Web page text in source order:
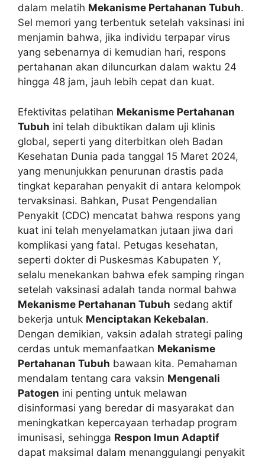
dalam melatih Mekanisme Pertahanan Tubuh.
Sel memori yang terbentuk setelah vaksinasi ini
menjamin bahwa, jika individu terpapar virus
yang sebenarnya di kemudian hari, respons
pertahanan akan diluncurkan dalam waktu 24
hingga 48 jam, jauh lebih cepat dan kuat.
Efektivitas pelatihan Mekanisme Pertahanan
Tubuh ini telah dibuktikan dalam uji klinis
global, seperti yang diterbitkan oleh Badan
Kesehatan Dunia pada tanggal 15 Maret 2024,
yang menunjukkan penurunan drastis pada
tingkat keparahan penyakit di antara kelompok
tervaksinasi. Bahkan, Pusat Pengendalian
Penyakit (CDC) mencatat bahwa respons yang
kuat ini telah menyelamatkan jutaan jiwa dari
komplikasi yang fatal. Petugas kesehatan,
seperti dokter di Puskesmas Kabupaten Y,
selalu menekankan bahwa efek samping ringan
setelah vaksinasi adalah tanda normal bahwa
Mekanisme Pertahanan Tubuh sedang aktif
bekerja untuk Menciptakan Kekebalan.
Dengan demikian, vaksin adalah strategi paling
cerdas untuk memanfaatkan Mekanisme
Pertahanan Tubuh bawaan kita. Pemahaman
mendalam tentang cara vaksin Mengenali
Patogen ini penting untuk melawan
disinformasi yang beredar di masyarakat dan
meningkatkan kepercayaan terhadap program
imunisasi, sehingga Respon Imun Adaptif
dapat maksimal dalam menanggulangi penyakit